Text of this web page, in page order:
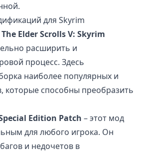
для Skyrim
The Elder Scrolls V: Skyrim
расширить и
процесс. Здесь
наиболее популярных и
которые способны преобразить
Edition Patch – этот мод
для любого игрока. Он
и недочетов в